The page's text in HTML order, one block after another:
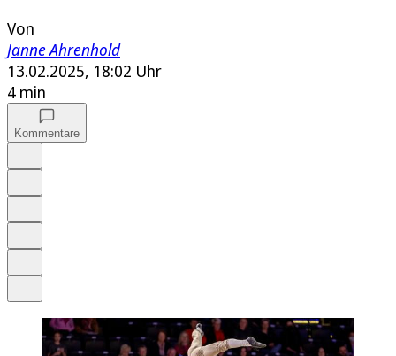
Von
Janne Ahrenhold
13.02.2025, 18:02 Uhr
4 min
Kommentare